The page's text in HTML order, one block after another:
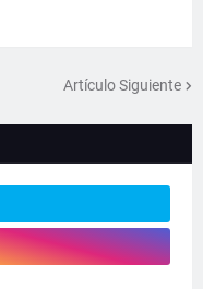
Artículo Siguiente